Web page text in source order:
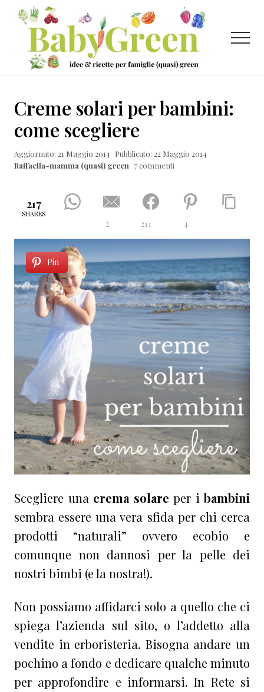
Menu
Passa
contenuto
principale
Passa
laterale
primaria
Passa
ricette
per
famiglie
Menu
Creme solari per bambini:
come scegliere
Aggiornato: 21 Maggio 2014 Pubblicato: 22 Maggio 2014
Raffaella-mamma (quasi) green 7 commenti
217
SHARES
2 211 4
Pin
Scegliere una crema solare per ibambini
sembra essere una vera sfida per chi cerca
prodotti “naturali” ovvero ecobio e
comunque non dannosi per la pelle dei
nostri bimbi (e la nostra!).
Non possiamo affidarci solo a quello che ci
spiega l’azienda sul sito, o l’addetto alla
vendite in erboristeria. Bisogna andare un
pochino a fondo e dedicare qualche minuto
per approfondire e informarsi. In Rete si